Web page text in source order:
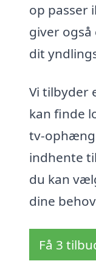
op passer
giver
dit
Vi tilbyder
kan finde
tv-
indhente
du kan
dine
Få 3